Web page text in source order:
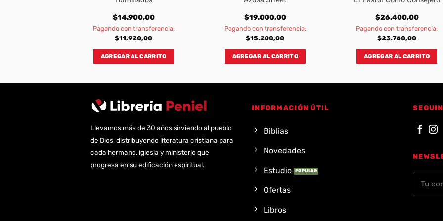
$14.900,00
Pagando con transferencia:
$11.920,00
AGREGAR AL CARRITO
$19.000,00
Pagando con transferencia:
$15.200,00
AGREGAR AL CARRITO
$26.400,00
Pagando con transferencia:
$23.760,00
AGREGAR AL CARRITO
Llevamos más de 30 años sirviendo al pueblo
de Dios, distribuyendo literatura cristiana para
cada hermano, iglesia y ministerio que
progresa en su edificación espiritual.
INFORMACIÓN ÚTIL
Biblias
Novedades
Estudio
Ofertas
Libros